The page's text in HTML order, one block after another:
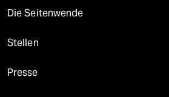
Die Seitenwende
Stellen
Presse